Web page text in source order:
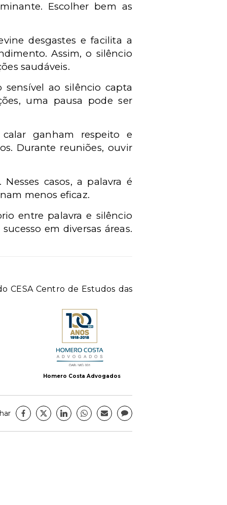
Escolher bem as
desgastes e facilita a
Assim, o silêncio
saudáveis.
ao silêncio capta
uma pausa pode ser
ganham respeito e
Durante reuniões, ouvir
casos, a palavra é
menos eficaz.
entre palavra e silêncio
em diversas áreas.
CESA Centro de Estudos das
Homero Costa Advogados